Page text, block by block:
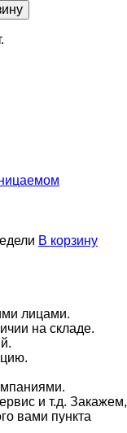
В корзину
лицами.
на складе.
и т.д. Закажем,
вами пункта